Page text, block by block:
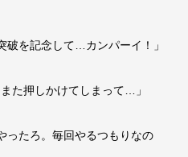
破を記念して…カンパーイ！」
た押しかけてしまって…」
たろ。毎回やるつもりなの